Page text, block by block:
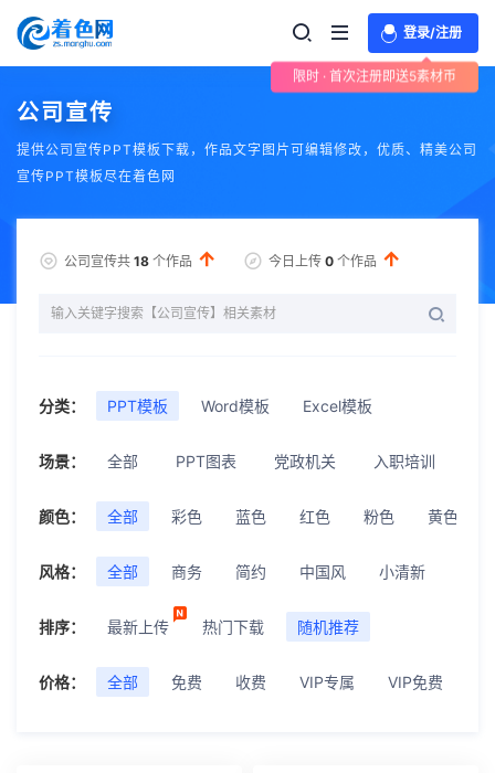
登录/注册
限时 · 首次注册即送5素材币
公司宣传
提供公司宣传PPT模板下载，作品文字图片可编辑修改，优质、精美公司
宣传PPT模板尽在着色网
公司宣传共 18 个作品 今日上传 0 个作品
分类： PPT模板 Word模板 Excel模板
场景： 全部 PPT图表 党政机关 入职培训
颜色： 全部 彩色 蓝色 红色 粉色 黄色
风格： 全部 商务 简约 中国风 小清新
排序： 最新上传 热门下载 随机推荐
价格： 全部 免费 收费 VIP专属 VIP免费